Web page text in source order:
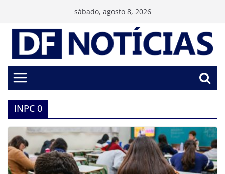
conteúdo
sábado, agosto 8, 2026
INPC 0